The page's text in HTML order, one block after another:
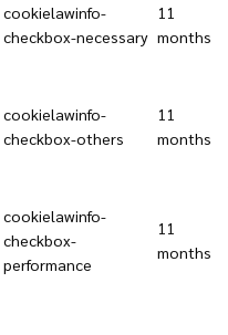
cookielawinfo-
checkbox-necessary
11
months
cookielawinfo-
checkbox-others
11
months
cookielawinfo-
checkbox-
performance
11
months